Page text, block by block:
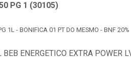
PG 1 (30105)
1L - BONIFICA 01 PT DO MESMO - BNF 20%
ENERGETICO EXTRA POWER